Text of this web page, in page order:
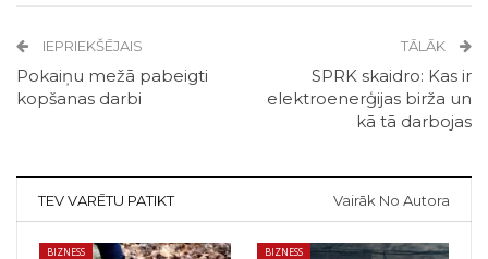
IEPRIEKŠĒJAIS
Pokaiņu mežā pabeigti
kopšanas darbi
TĀLĀK
SPRK skaidro: Kas ir
elektroenerģijas birža un
kā tā darbojas
TEV VARĒTU PATIKT Vairāk No Autora
BIZNESS BIZNESS